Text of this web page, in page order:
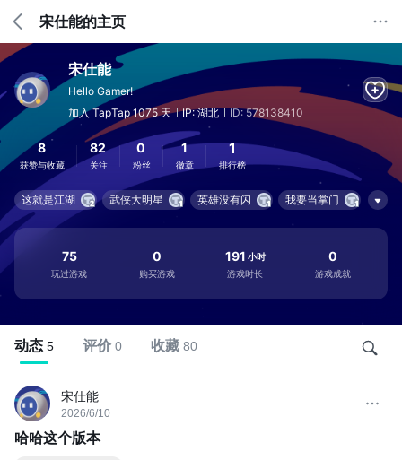
宋仕能的主页
宋仕能
Hello Gamer!
加入 TapTap 1075 天
IP: 湖北 ID: 578138410
8
获赞与收藏
82
关注
0
粉丝
1
徽章
1
排行榜
这就是江湖 武侠大明星 英雄没有闪
我要当掌门
诡道修真记
一直刷
75
玩过游戏
0
购买游戏
191 小时
游戏时长
0
游戏成就
动态 5 评价 0 收藏 80
宋仕能
2026/6/10
哈哈这个版本